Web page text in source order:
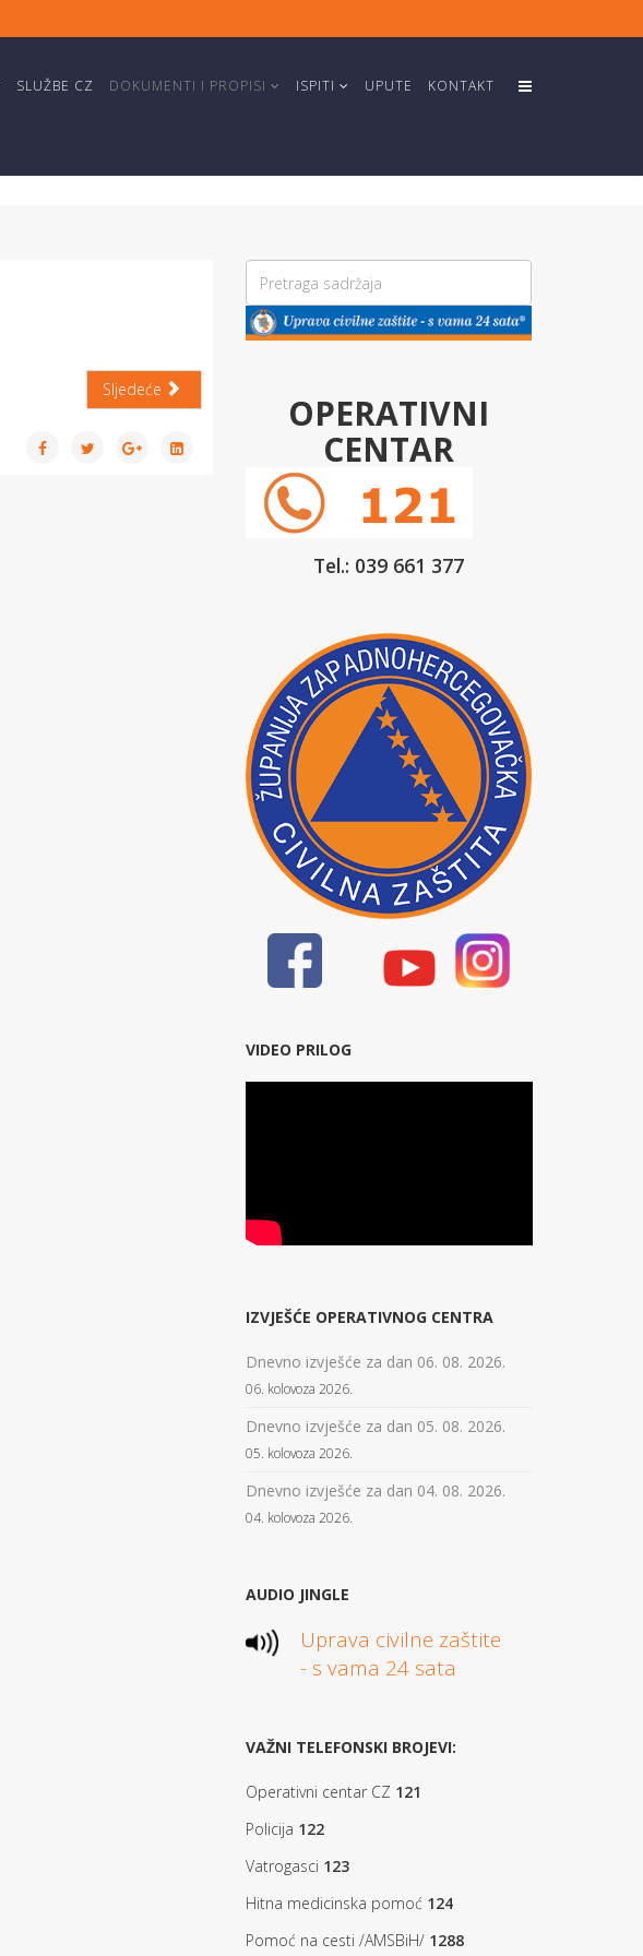
SLUŽBE CZ DOKUMENTI I PROPISI ISPITI UPUTE KONTAKT
Sljedeće
OPERATIVNI
CENTAR
Tel.: 039 661 377
VIDEO PRILOG
IZVJEŠĆE OPERATIVNOG CENTRA
Dnevno izvješće za dan 06. 08. 2026.
06. kolovoza 2026.
Dnevno izvješće za dan 05. 08. 2026.
05. kolovoza 2026.
Dnevno izvješće za dan 04. 08. 2026.
04. kolovoza 2026.
AUDIO JINGLE
Uprava civilne zaštite
- s vama 24 sata
VAŽNI TELEFONSKI BROJEVI:
Operativni centar CZ 121
Policija 122
Vatrogasci 123
Hitna medicinska pomoć 124
Pomoć na cesti /AMSBiH/ 1288